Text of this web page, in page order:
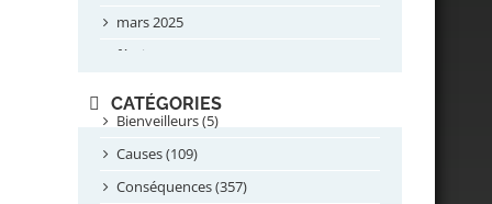
mars 2025
février 2025
septembre 2024
août 2024
juillet 2024
CATÉGORIES
Bienveilleurs (5)
Causes (109)
Conséquences (357)